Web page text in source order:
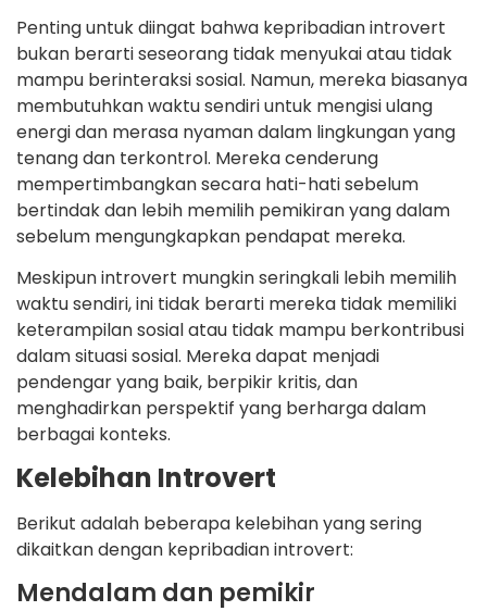
Penting untuk diingat bahwa kepribadian introvert
bukan berarti seseorang tidak menyukai atau tidak
mampu berinteraksi sosial. Namun, mereka biasanya
membutuhkan waktu sendiri untuk mengisi ulang
energi dan merasa nyaman dalam lingkungan yang
tenang dan terkontrol. Mereka cenderung
mempertimbangkan secara hati-hati sebelum
bertindak dan lebih memilih pemikiran yang dalam
sebelum mengungkapkan pendapat mereka.
Meskipun introvert mungkin seringkali lebih memilih
waktu sendiri, ini tidak berarti mereka tidak memiliki
keterampilan sosial atau tidak mampu berkontribusi
dalam situasi sosial. Mereka dapat menjadi
pendengar yang baik, berpikir kritis, dan
menghadirkan perspektif yang berharga dalam
berbagai konteks.
Kelebihan Introvert
Berikut adalah beberapa kelebihan yang sering
dikaitkan dengan kepribadian introvert:
Mendalam dan pemikir